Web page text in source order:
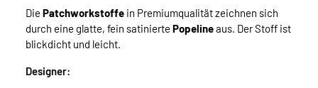
Die Patchworkstoffe in Premiumqualität zeichnen sich
durch eine glatte, fein satinierte Popelineaus. Der Stoff ist
blickdicht und leicht.
Designer: